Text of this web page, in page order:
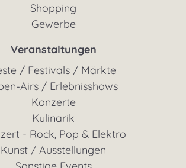
Shopping
Gewerbe
Veranstaltungen
/ Festivals / Märkte
Airs / Erlebnisshows
Konzerte
Kulinarik
- Rock, Pop & Elektro
Kunst / Ausstellungen